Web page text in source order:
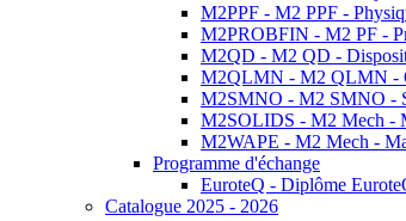
M2PPF - M2 PPF -
M2PROBFIN - M2 PF -
M2QD - M2 QD -
M2QLMN - M2 QLMN -
M2SMNO - M2 SMNO -
M2SOLIDS - M2 Mech -
M2WAPE - M2 Mech -
Programme d'échange
EuroteQ - Diplôme
Catalogue 2025 - 2026